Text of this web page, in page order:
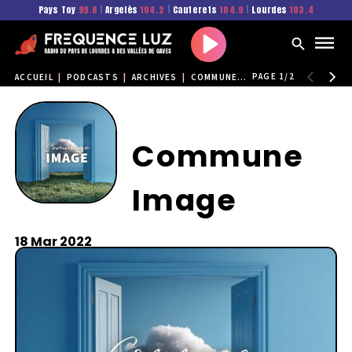
Pays Toy 99.6 Argelès 104.2 Cauterets 104.9 Lourdes 103.4
Play
ACCUEIL PODCASTS ARCHIVES COMMUNE IMAGE PAGE 1/2
Commune
Image
18 Mar 2022